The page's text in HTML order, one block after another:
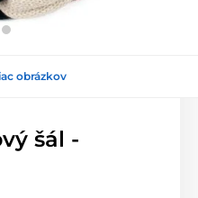
obrázkov
šál -